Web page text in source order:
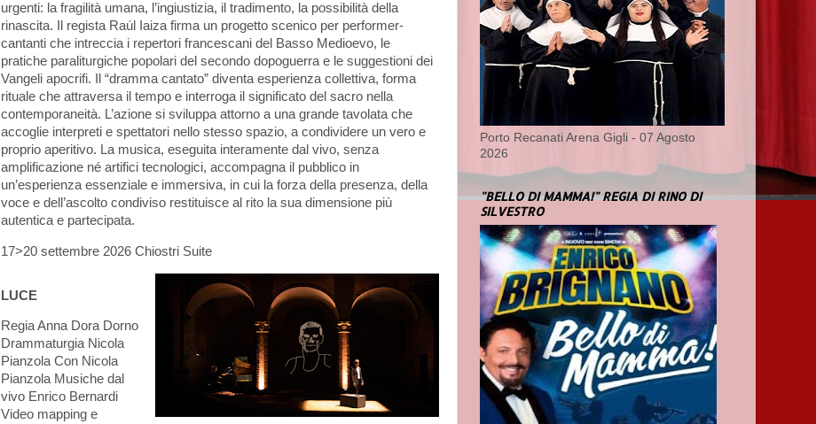
urgenti: la fragilità umana, l’ingiustizia, il tradimento, la possibilità della
rinascita. Il regista Raúl Iaiza firma un progetto scenico per performer-
cantanti che intreccia i repertori francescani del Basso Medioevo, le
pratiche paraliturgiche popolari del secondo dopoguerra e le suggestioni dei
Vangeli apocrifi. Il “dramma cantato” diventa esperienza collettiva, forma
rituale che attraversa il tempo e interroga il significato del sacro nella
contemporaneità. L’azione si sviluppa attorno a una grande tavolata che
accoglie interpreti e spettatori nello stesso spazio, a condividere un vero e
proprio aperitivo. La musica, eseguita interamente dal vivo, senza
amplificazione né artifici tecnologici, accompagna il pubblico in
un’esperienza essenziale e immersiva, in cui la forza della presenza, della
voce e dell’ascolto condiviso restituisce al rito la sua dimensione più
autentica e partecipata.
17>20 settembre 2026 Chiostri Suite
LUCE
Regia Anna Dora Dorno
Drammaturgia Nicola
Pianzola Con Nicola
Pianzola Musiche dal
vivo Enrico Bernardi
Video mapping e
Porto Recanati Arena Gigli - 07 Agosto
2026
"BELLO DI MAMMA!" REGIA DI RINO DI
SILVESTRO